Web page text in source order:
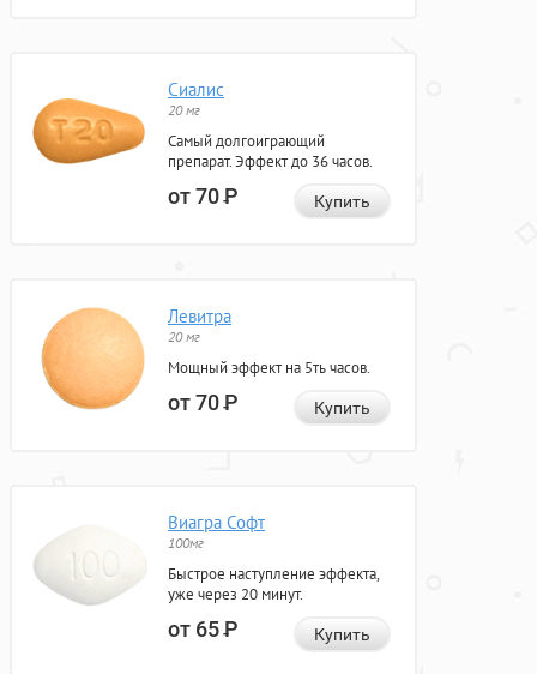
Сиалис
20 мг
Самый долгоиграющий
препарат. Эффект до 36 часов.
от 70Р Купить
Левитра
20 мг
Мощный эффект на 5ть часов.
от 70Р Купить
Виагра Софт
100мг
Быстрое наступление эффекта,
уже через 20 минут.
от 65Р Купить